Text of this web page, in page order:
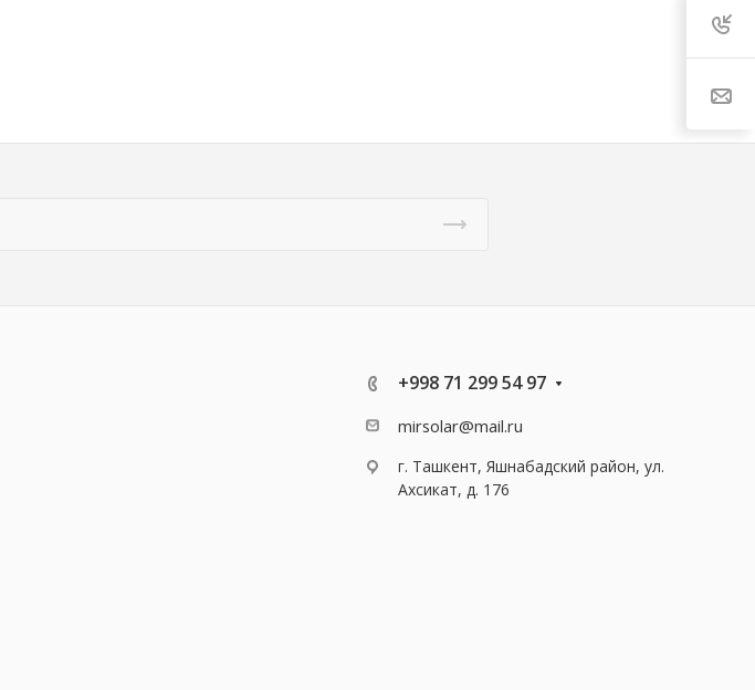
+998 71 299 54 97
mirsolar@mail.ru
г. Ташкент, Яшнабадский район, ул.
Ахсикат, д. 176